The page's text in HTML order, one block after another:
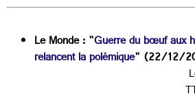
Le Monde : "Guerre du bœuf aux
relancent la polémique" (22/12/